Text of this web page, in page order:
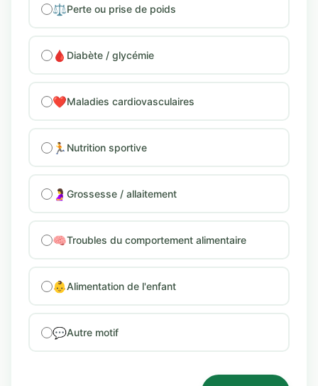
⚖️Perte ou prise de poids
🩸 Diabète / glycémie
❤️Maladies cardiovasculaires
🏃 Nutrition sportive
🤰 Grossesse / allaitement
🧠Troubles du comportement alimentaire
👶Alimentation de l'enfant
💬Autre motif